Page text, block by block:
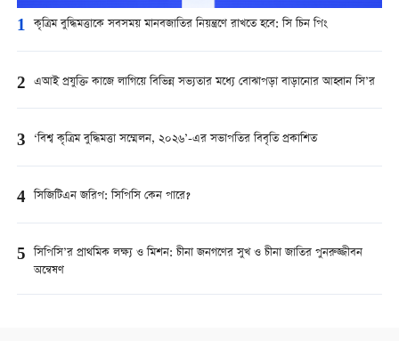
1 কৃত্রিম বুদ্ধিমত্তাকে সবসময় মানবজাতির নিয়ন্ত্রণে রাখতে হবে: সি চিন পিং
2 এআই প্রযুক্তি কাজে লাগিয়ে বিভিন্ন সভ্যতার মধ্যে বোঝাপড়া বাড়ানোর আহ্বান সি’র
3 ‘বিশ্ব কৃত্রিম বুদ্ধিমত্তা সম্মেলন, ২০২৬’-এর সভাপতির বিবৃতি প্রকাশিত
4 সিজিটিএন জরিপ: সিপিসি কেন পারে?
5 সিপিসি’র প্রাথমিক লক্ষ্য ও মিশন: চীনা জনগণের সুখ ও চীনা জাতির পুনরুজ্জীবন
অন্বেষণ